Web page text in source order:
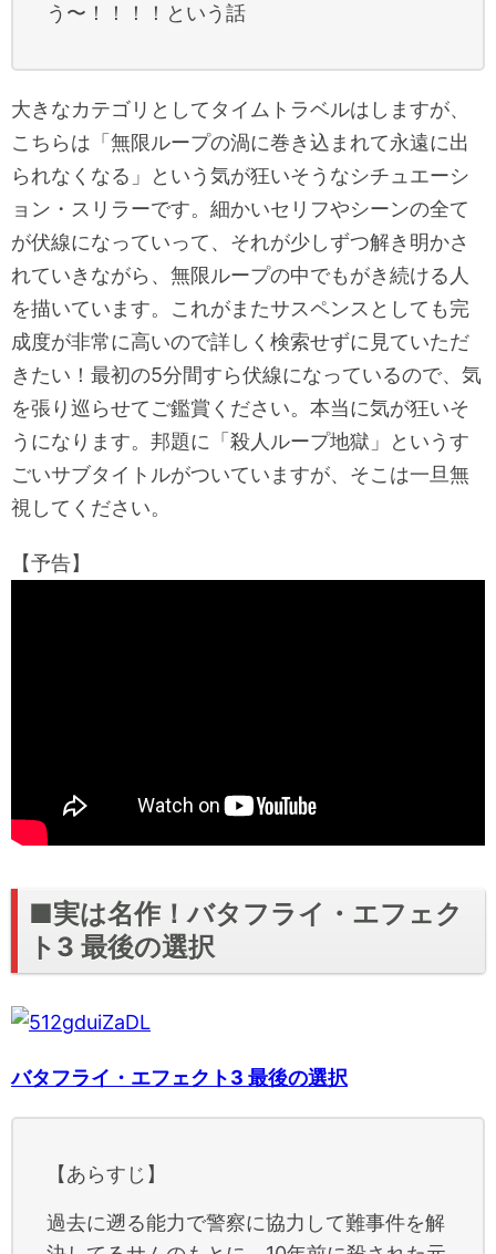
う〜！！！！という話
大きなカテゴリとしてタイムトラベルはしますが、
こちらは「無限ループの渦に巻き込まれて永遠に出
られなくなる」という気が狂いそうなシチュエーシ
ョン・スリラーです。細かいセリフやシーンの全て
が伏線になっていって、それが少しずつ解き明かさ
れていきながら、無限ループの中でもがき続ける人
を描いています。これがまたサスペンスとしても完
成度が非常に高いので詳しく検索せずに見ていただ
きたい！最初の5分間すら伏線になっているので、気
を張り巡らせてご鑑賞ください。本当に気が狂いそ
うになります。邦題に「殺人ループ地獄」というす
ごいサブタイトルがついていますが、そこは一旦無
視してください。
【予告】
■実は名作！バタフライ・エフェク
ト3 最後の選択
バタフライ・エフェクト3 最後の選択
【あらすじ】
過去に遡る能力で警察に協力して難事件を解